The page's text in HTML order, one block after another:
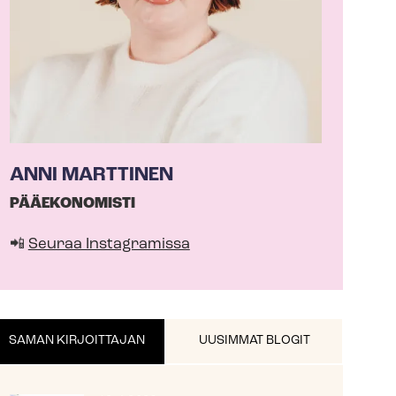
ANNI MARTTINEN
PÄÄEKONOMISTI
📲 Seuraa Instagramissa
SAMAN KIRJOITTAJAN UUSIMMAT BLOGIT